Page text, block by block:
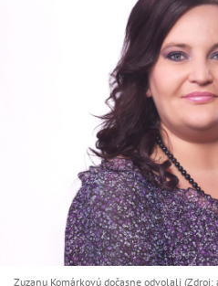
Zuzanu Komárkovú dočasne odvolali (Zdroj: